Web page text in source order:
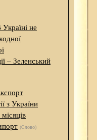
Україні не
– Зеленський
з України
(Слово)